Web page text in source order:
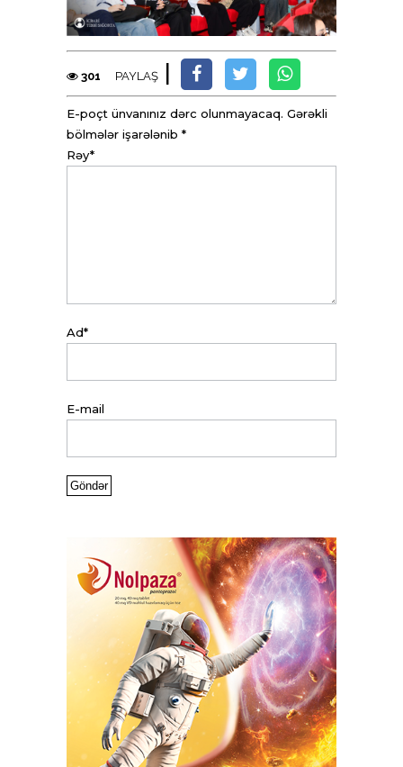
301 PAYLAŞ |
E-poçt ünvanınız dərc olunmayacaq. Gərəkli
bölmələr işarələnib *
Rəy*
Ad*
E-mail